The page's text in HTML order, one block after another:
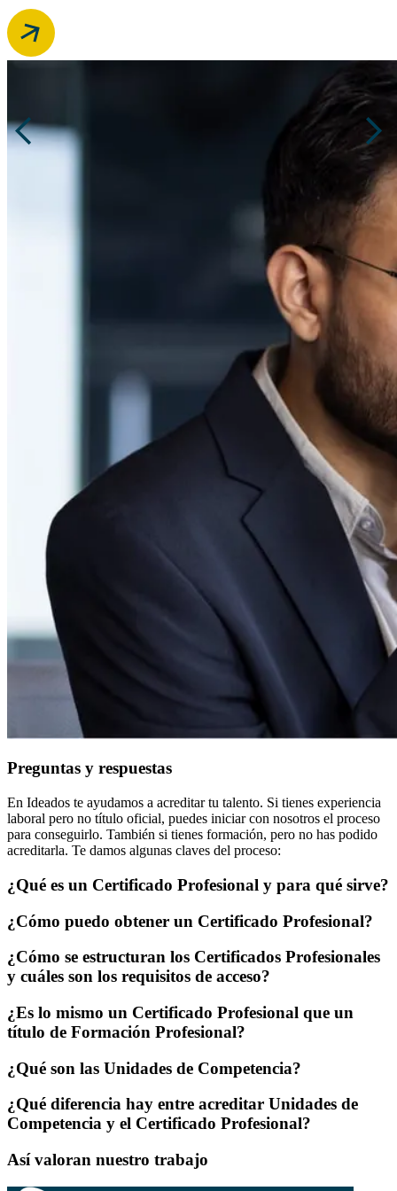
Preguntas y respuestas
En Ideados te ayudamos a acreditar tu talento. Si tienes experiencia
laboral pero no título oficial, puedes iniciar con nosotros el proceso
para conseguirlo. También si tienes formación, pero no has podido
acreditarla. Te damos algunas claves del proceso:
¿Qué es un Certificado Profesional y para qué sirve?
¿Cómo puedo obtener un Certificado Profesional?
¿Cómo se estructuran los Certificados Profesionales
y cuáles son los requisitos de acceso?
¿Es lo mismo un Certificado Profesional que un
título de Formación Profesional?
¿Qué son las Unidades de Competencia?
¿Qué diferencia hay entre acreditar Unidades de
Competencia y el Certificado Profesional?
Así valoran nuestro trabajo